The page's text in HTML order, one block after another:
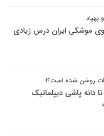
موشکی ایران درس زیادی
روشن شده است؟!
تا دانه پاشی دیپلماتیک